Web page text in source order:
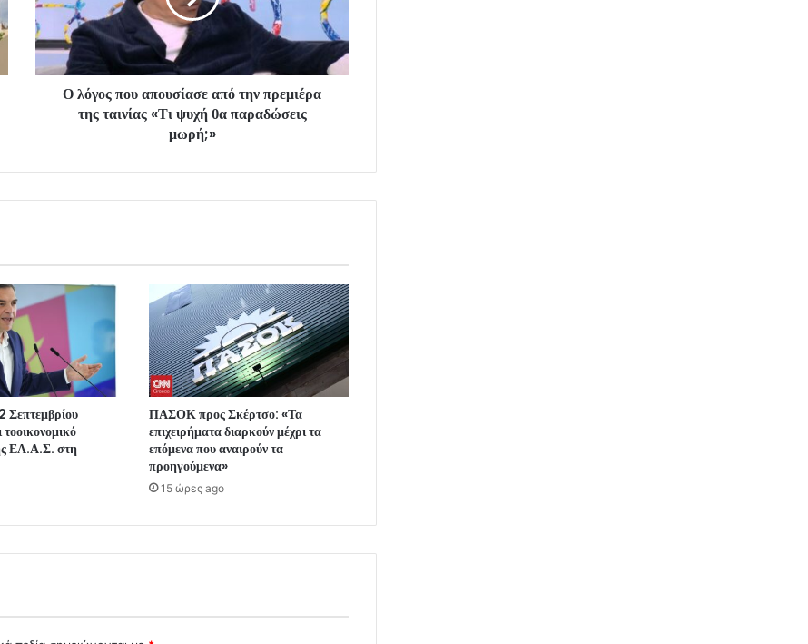
Ο λόγος που απουσίασε από την πρεμιέρα
της ταινίας «Τι ψυχή θα παραδώσεις
μωρή;»
Σεπτεμβρίου
ΕΛ.Α.Σ. στη
ΠΑΣΟΚ προς Σκέρτσο: «Τα
επιχειρήματα διαρκούν μέχρι τα
επόμενα που αναιρούν τα
προηγούμενα»
15 ώρες ago